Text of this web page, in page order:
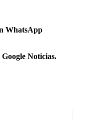
WhatsApp
Noticias.